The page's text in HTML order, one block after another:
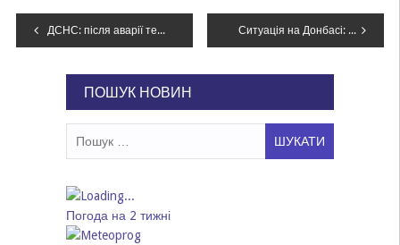
Навігація
ДСНС: після аварії тепломережі в Києві врятовані 13 людей, госпіталізовані з опіками 7 Ситуація на Донбасі: бойовики стріляли 6 разів, втрат немає – штаб
ПОШУК НОВИН
Погода на 2 тижні